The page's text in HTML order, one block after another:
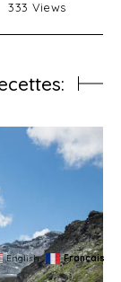
333 Views
English Français